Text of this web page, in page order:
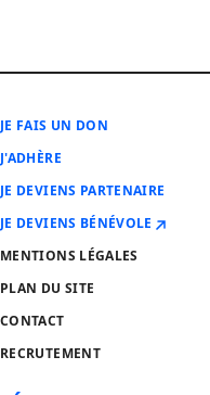
JE FAIS UN DON
J'ADHÈRE
JE DEVIENS PARTENAIRE
JE DEVIENS BÉNÉVOLE
MENTIONS LÉGALES
PLAN DU SITE
CONTACT
RECRUTEMENT